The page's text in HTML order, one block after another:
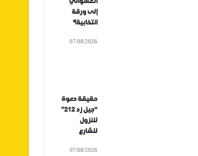
إلى ورقة
انتخابية؟
07/08/2026
حقيقة دعوة
“جيل زد 212”
للنزول
للشارع
07/08/2026